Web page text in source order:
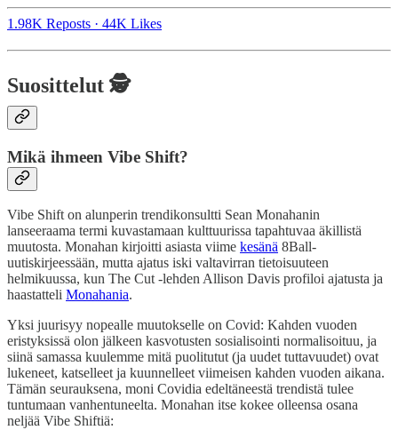
1.98K Reposts · 44K Likes
Suosittelut 🕵️
Mikä ihmeen Vibe Shift?
Vibe Shift on alunperin trendikonsultti Sean Monahanin
lanseeraama termi kuvastamaan kulttuurissa tapahtuvaa äkillistä
muutosta. Monahan kirjoitti asiasta viime kesänä 8Ball-
uutiskirjeessään, mutta ajatus iski valtavirran tietoisuuteen
helmikuussa, kun The Cut -lehden Allison Davis profiloi ajatusta ja
haastatteli Monahania.
Yksi juurisyy nopealle muutokselle on Covid: Kahden vuoden
eristyksissä olon jälkeen kasvotusten sosialisointi normalisoituu, ja
siinä samassa kuulemme mitä puolitutut (ja uudet tuttavuudet) ovat
lukeneet, katselleet ja kuunnelleet viimeisen kahden vuoden aikana.
Tämän seurauksena, moni Covidia edeltäneestä trendistä tulee
tuntumaan vanhentuneelta. Monahan itse kokee olleensa osana
neljää Vibe Shiftiä: